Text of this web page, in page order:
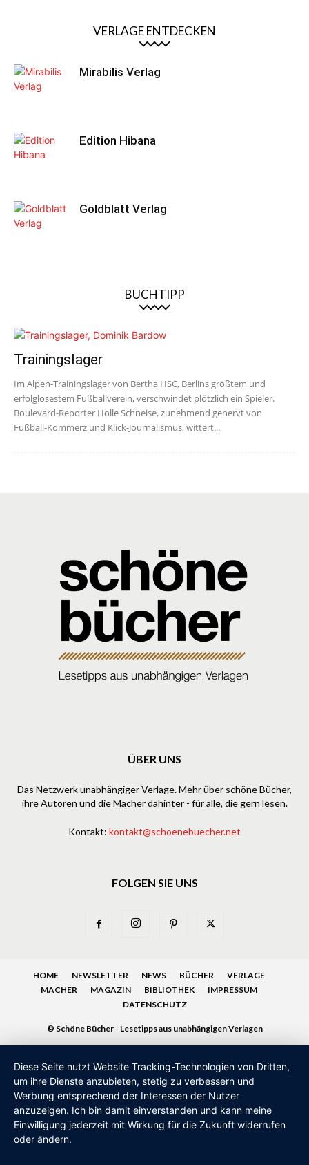
VERLAGE ENTDECKEN
Mirabilis Verlag
Edition Hibana
Goldblatt Verlag
BUCHTIPP
Trainingslager
Im Alpen-Trainingslager von Bertha HSC, Berlins größtem und
erfolglosestem Fußballverein, verschwindet plötzlich ein Spieler.
Boulevard-Reporter Holle Schneise, zunehmend genervt von
Fußball-Kommerz und Klick-Journalismus, wittert...
ÜBER UNS
Das Netzwerk unabhängiger Verlage. Mehr über schöne Bücher,
ihre Autoren und die Macher dahinter - für alle, die gern lesen.
Kontakt: kontakt@schoenebuecher.net
FOLGEN SIE UNS
HOME NEWSLETTER NEWS BÜCHER
VERLAGE
MACHER
MAGAZIN BIBLIOTHEK
IMPRESSUM
DATENSCHUTZ
© Schöne Bücher - Lesetipps aus unabhängigen Verlagen
Diese Seite nutzt Website Tracking-Technologien von Dritten,
um ihre Dienste anzubieten, stetig zu verbessern und
Werbung entsprechend der Interessen der Nutzer
anzuzeigen. Ich bin damit einverstanden und kann meine
Einwilligung jederzeit mit Wirkung für die Zukunft widerrufen
oder ändern.